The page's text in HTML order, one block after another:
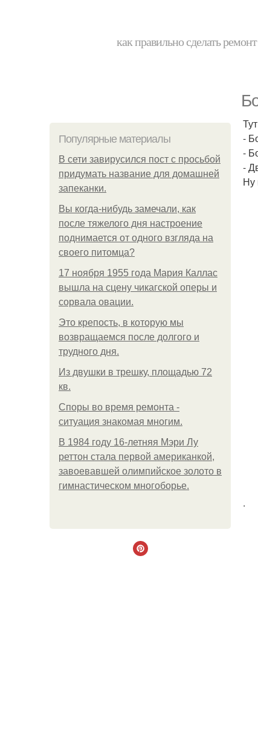
как правильно сделать
Популярные материалы
В сети завирусился пост с просьбой
придумать название для домашней
запеканки.
Вы когда-нибудь замечали, как
после тяжелого дня настроение
поднимается от одного взгляда на
своего питомца?
17 ноября 1955 года Мария Каллас
вышла на сцену чикагской оперы и
сорвала овации.
Это крепость, в которую мы
возвращаемся после долгого и
трудного дня.
Из двушки в трешку, площадью 72
кв.
Споры во время ремонта -
ситуация знакомая многим.
В 1984 году 16-летняя Мэри Лу
реттон стала первой американкой,
завоевавшей олимпийское золото в
гимнастическом многоборье.
-
-
-
Ну
.